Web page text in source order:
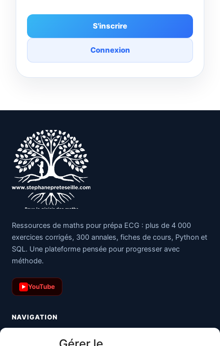
S'inscrire
Connexion
Ressources de maths pour prépa ECG : plus de 4 000
exercices corrigés, 300 annales, fiches de cours, Python et
SQL. Une plateforme pensée pour progresser avec
méthode.
▶ YouTube
NAVIGATION
Toutes les maths